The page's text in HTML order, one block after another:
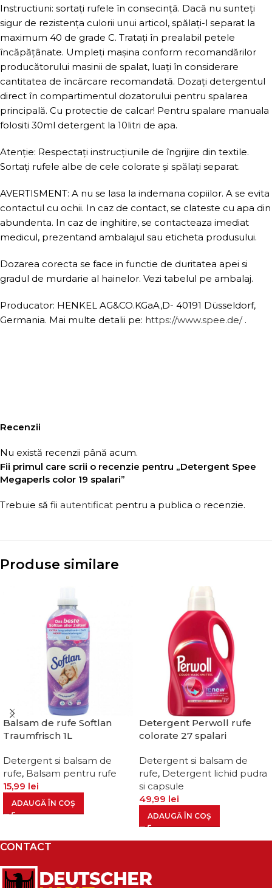
Instructiuni: sortați rufele în consecință. Dacă nu sunteți
sigur de rezistența culorii unui articol, spălați-l separat la
maximum 40 de grade C. Tratați în prealabil petele
încăpățânate. Umpleți mașina conform recomandărilor
producătorului masinii de spalat, luați în considerare
cantitatea de încărcare recomandată. Dozați detergentul
direct în compartimentul dozatorului pentru spalarea
principală. Cu protectie de calcar! Pentru spalare manuala
folositi 30ml detergent la 10litri de apa.
Atenție: Respectați instrucțiunile de îngrijire din textile.
Sortați rufele albe de cele colorate și spălați separat.
AVERTISMENT: A nu se lasa la indemana copiilor. A se evita
contactul cu ochii. In caz de contact, se clateste cu apa din
abundenta. In caz de inghitire, se contacteaza imediat
medicul, prezentand ambalajul sau eticheta produsului.
Dozarea corecta se face in functie de duritatea apei si
gradul de murdarie al hainelor. Vezi tabelul pe ambalaj.
Producator: HENKEL AG&CO.KGaA,D- 40191 Düsseldorf,
Germania. Mai multe detalii pe: https://www.spee.de/.
Recenzii
Nu există recenzii până acum.
Fii primul care scrii o recenzie pentru „Detergent Spee
Megaperls color 19 spalari”
Trebuie să fii autentificat pentru a publica o recenzie.
Produse similare
Balsam de rufe Softlan
Traumfrisch 1L
Detergent si balsam de
rufe, Balsam pentru rufe
15,99 lei
ADAUGĂ ÎN COȘ
Detergent Perwoll rufe
colorate 27 spalari
Detergent si balsam de
rufe, Detergent lichid pudra
si capsule
49,99 lei
ADAUGĂ ÎN COȘ
CONTACT